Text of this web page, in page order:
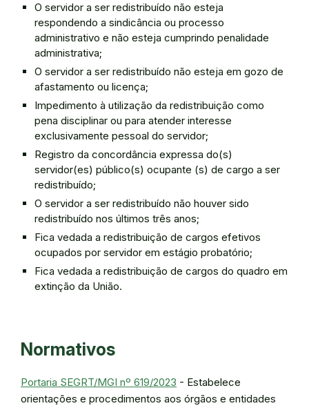
O servidor a ser redistribuído não esteja
respondendo a sindicância ou processo
administrativo e não esteja cumprindo penalidade
administrativa;
O servidor a ser redistribuído não esteja em gozo de
afastamento ou licença;
Impedimento à utilização da redistribuição como
pena disciplinar ou para atender interesse
exclusivamente pessoal do servidor;
Registro da concordância expressa do(s)
servidor(es) público(s) ocupante (s) de cargo a ser
redistribuído;
O servidor a ser redistribuído não houver sido
redistribuído nos últimos três anos;
Fica vedada a redistribuição de cargos efetivos
ocupados por servidor em estágio probatório;
Fica vedada a redistribuição de cargos do quadro em
extinção da União.
Normativos
Portaria SEGRT/MGI nº 619/2023 - Estabelece
orientações e procedimentos aos órgãos e entidades